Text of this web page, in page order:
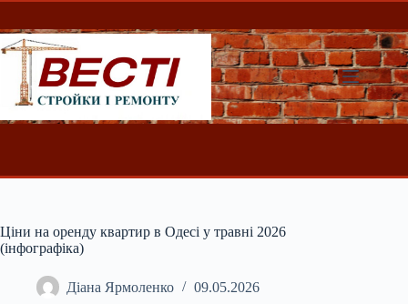
Перейти
вмісту
Ціни на оренду квартир в Одесі у травні 2026
(інфографіка)
Діана Ярмоленко 09.05.2026